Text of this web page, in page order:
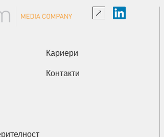
Кариери
Контакти